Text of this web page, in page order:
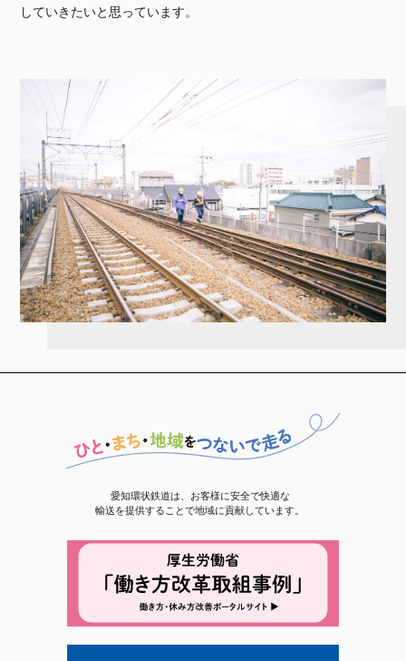
していきたいと思っています。
愛知環状鉄道は、お客様に安全で快適な
輸送を提供することで地域に貢献しています。